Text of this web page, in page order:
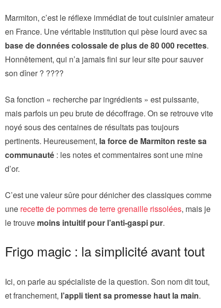
Marmiton, c’est le réflexe immédiat de tout cuisinier amateur
en France. Une véritable institution qui pèse lourd avec sa
base de données colossale de plus de 80 000 recettes.
Honnêtement, qui n’a jamais fini sur leur site pour sauver
son dîner ? ????
Sa fonction « recherche par ingrédients » est puissante,
mais parfois un peu brute de décoffrage. On se retrouve vite
noyé sous des centaines de résultats pas toujours
pertinents. Heureusement, la force de Marmiton reste sa
communauté : les notes et commentaires sont une mine
d’or.
C’est une valeur sûre pour dénicher des classiques comme
une recette de pommes de terre grenaille rissolées, mais je
le trouve moins intuitif pour l’anti-gaspi pur.
Frigo magic : la simplicité avant tout
Ici, on parle au spécialiste de la question. Son nom dit tout,
et franchement, l’appli tient sa promesse haut la main.